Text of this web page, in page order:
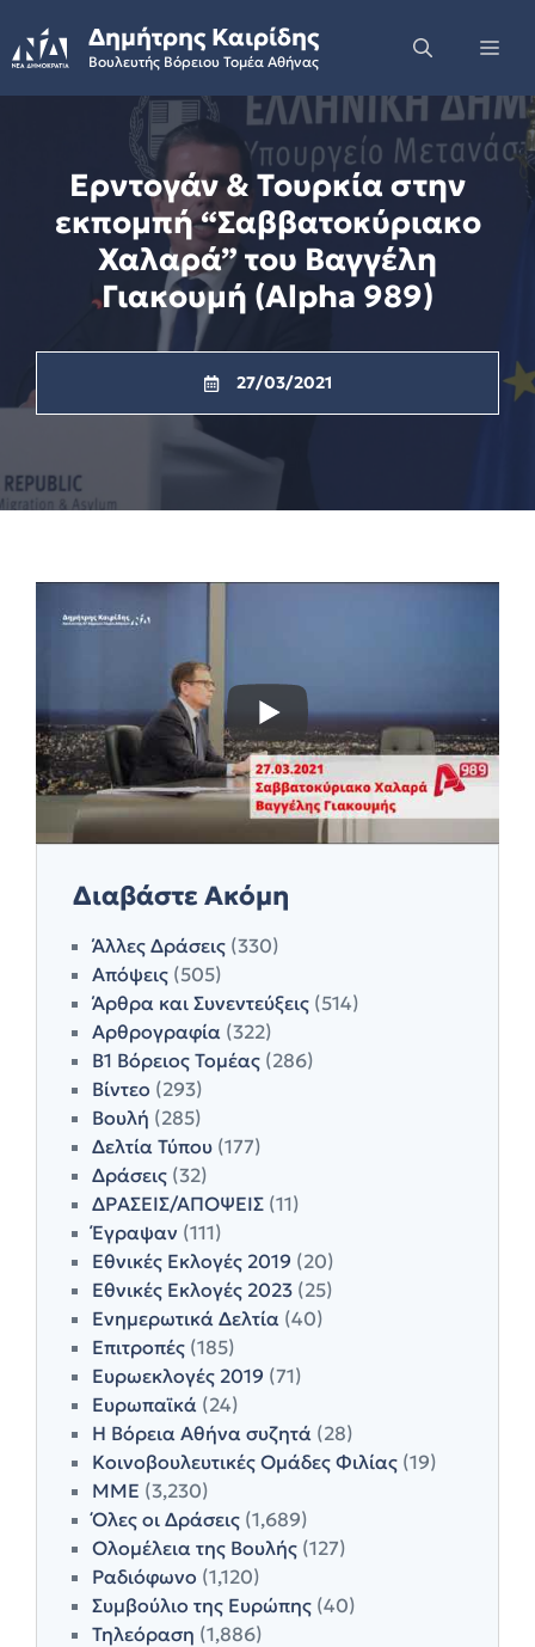
to
content
Δημήτρης Καιρίδης
Βουλευτής Βόρειου Τομέα Αθήνας
Ερντογάν & Τουρκία στην
εκπομπή “Σαββατοκύριακο
Χαλαρά” του Βαγγέλη
Γιακουμή (Alpha 989)
27/03/2021
Διαβάστε Ακόμη
Άλλες Δράσεις (330)
Απόψεις (505)
Άρθρα και Συνεντεύξεις (514)
Αρθρογραφία (322)
Β1 Βόρειος Τομέας (286)
Βίντεο (293)
Βουλή (285)
Δελτία Τύπου (177)
Δράσεις (32)
ΔΡΑΣΕΙΣ/ΑΠΟΨΕΙΣ (11)
Έγραψαν (111)
Εθνικές Εκλογές 2019 (20)
Εθνικές Εκλογές 2023 (25)
Ενημερωτικά Δελτία (40)
Επιτροπές (185)
Ευρωεκλογές 2019 (71)
Ευρωπαϊκά (24)
Η Βόρεια Αθήνα συζητά (28)
Κοινοβουλευτικές Ομάδες Φιλίας (19)
ΜΜΕ (3,230)
Όλες οι Δράσεις (1,689)
Ολομέλεια της Βουλής (127)
Ραδιόφωνο (1,120)
Συμβούλιο της Ευρώπης (40)
Τηλεόραση (1,886)